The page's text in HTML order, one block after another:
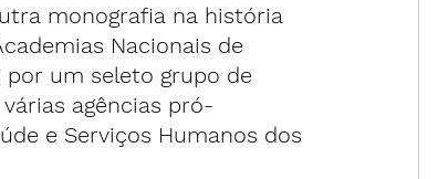
monografia na história
Nacionais de
por um seleto grupo de
agências pró-
e Serviços Humanos dos